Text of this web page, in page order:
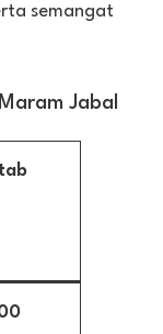
semangat
Jabal